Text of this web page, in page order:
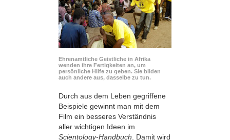
Ehrenamtliche Geistliche in Afrika
wenden ihre Fertigkeiten an, um
persönliche Hilfe zu geben. Sie bilden
auch andere aus, dasselbe zu tun.
Durch aus dem Leben gegriffene
Beispiele gewinnt man mit dem
Film ein besseres Verständnis
aller wichtigen Ideen im
Scientology-Handbuch . Damit wird